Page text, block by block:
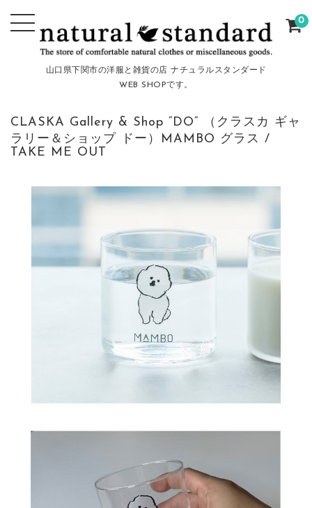
山口県下関市の洋服と雑貨の店 ナチュラルスタンダード
WEB SHOPです。
0
CLASKA Gallery & Shop “DO” （クラスカ ギャ
ラリー＆ショップ ドー）MAMBO グラス /
TAKE ME OUT